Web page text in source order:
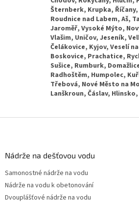
Nádrže na dešťovou vodu
Samonostné nádrže na vodu
Nádrže na vodu k obetonování
Dvouplášťové nádrže na vodu